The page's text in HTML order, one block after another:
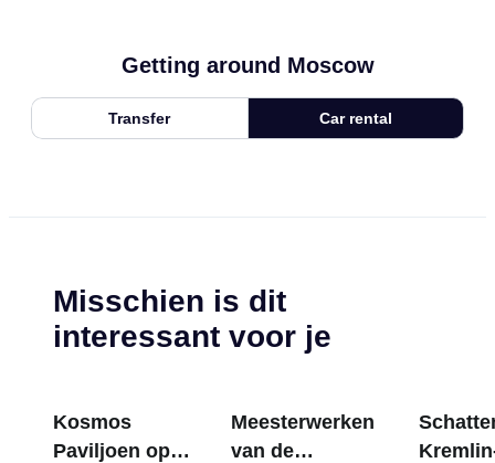
Getting around Moscow
Transfer Car rental
Misschien is dit
interessant voor je
Kosmos
Paviljoen op
Meesterwerken
van de